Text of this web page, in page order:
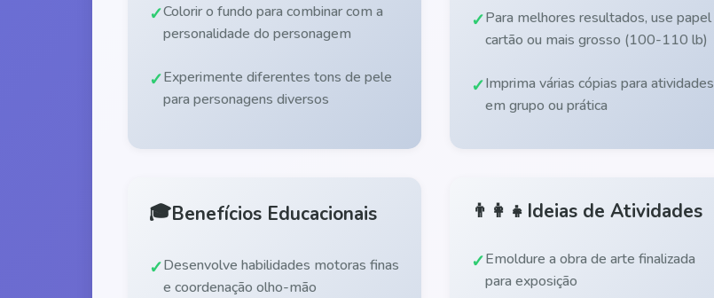
Colorir o fundo para combinar com a
personalidade do personagem
Experimente diferentes tons de pele
para personagens diversos
Para melhores resultados, use papel
cartão ou mais grosso (100-110 lb)
Imprima várias cópias para atividades
em grupo ou prática
🎓Benefícios Educacionais
Desenvolve habilidades motoras finas
e coordenação olho-mão
👨‍👩‍👧 Ideias de Atividades
Emoldure a obra de arte finalizada
para exposição